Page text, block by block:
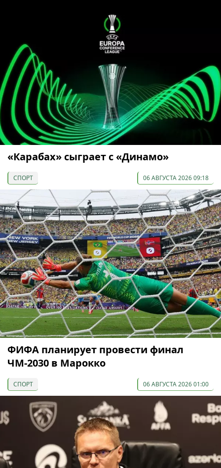
«Карабах» сыграет с «Динамо»
СПОРТ 06 АВГУСТА 2026 09:18
ФИФА планирует провести финал
ЧМ-2030 в Марокко
СПОРТ 06 АВГУСТА 2026 01:00